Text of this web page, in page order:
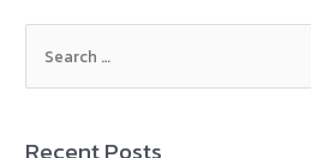
Recent Posts